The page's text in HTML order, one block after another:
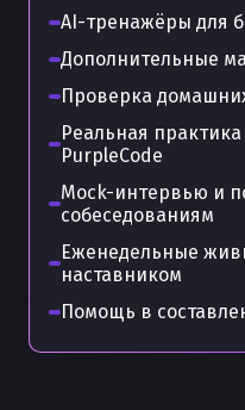
AI-тренажёры для
Дополнительные
Проверка
Реальная
PurpleCode
Mock-интервью и
собеседованиям
Еженедельные
наставником
Помощь в